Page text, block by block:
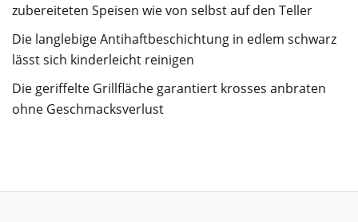
zubereiteten Speisen wie von selbst auf den Teller
Die langlebige Antihaftbeschichtung in edlem schwarz
lässt sich kinderleicht reinigen
Die geriffelte Grillfläche garantiert krosses anbraten
ohne Geschmacksverlust